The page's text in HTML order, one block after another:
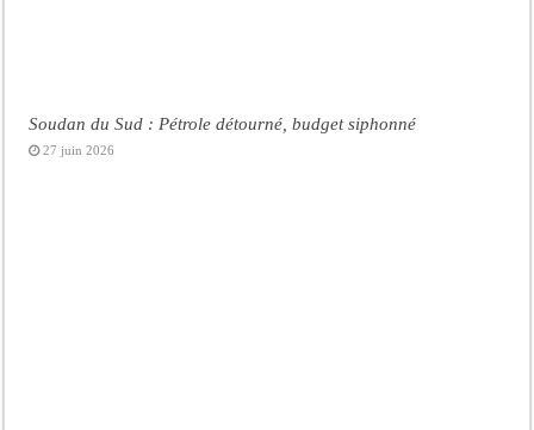
Soudan du Sud : Pétrole détourné, budget siphonné
27 juin 2026